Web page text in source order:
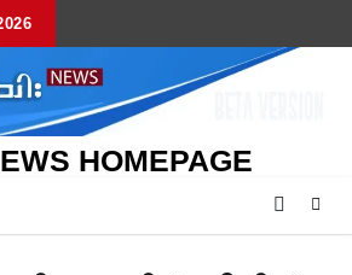
HOMEPAGE